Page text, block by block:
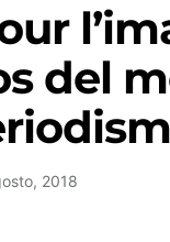
del
2018